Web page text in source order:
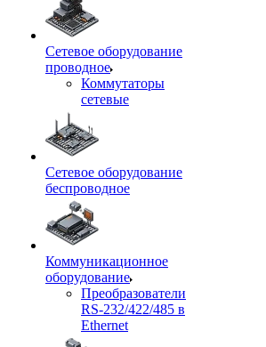
Сетевое оборудование
проводное
Коммутаторы
сетевые
Сетевое оборудование
беспроводное
Коммуникационное
оборудование
Преобразователи
RS-232/422/485 в
Ethernet